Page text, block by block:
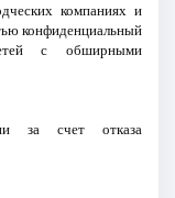
компаниях и
конфиденциальный
с обширными
за счет отказа